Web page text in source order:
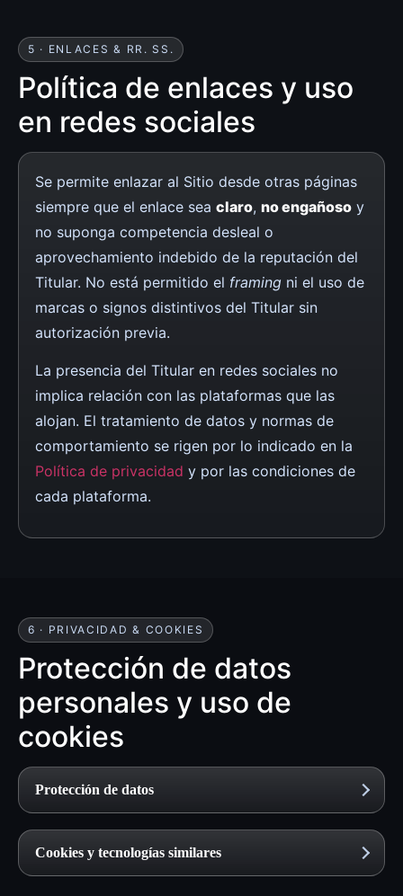
5 · ENLACES & RR. SS.
Política de enlaces y uso
en redes sociales
Se permite enlazar al Sitio desde otras páginas
siempre que el enlace sea claro, no engañoso y
no suponga competencia desleal o
aprovechamiento indebido de la reputación del
Titular. No está permitido el framing ni el uso de
marcas o signos distintivos del Titular sin
autorización previa.
La presencia del Titular en redes sociales no
implica relación con las plataformas que las
alojan. El tratamiento de datos y normas de
comportamiento se rigen por lo indicado en la
Política de privacidad y por las condiciones de
cada plataforma.
6 · PRIVACIDAD & COOKIES
Protección de datos
personales y uso de
cookies
Protección de datos
Cookies y tecnologías similares